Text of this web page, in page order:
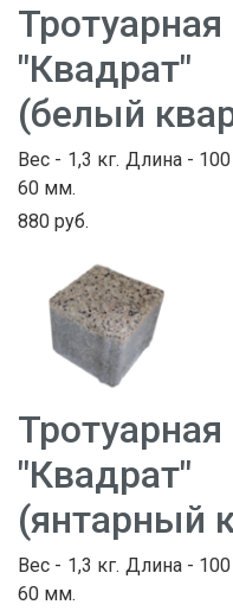
(белый
Вес - 1,3 кг. Длина -
60 мм.
880 руб.
(янтарный
Вес - 1,3 кг. Длина -
60 мм.